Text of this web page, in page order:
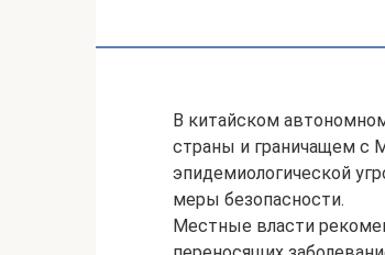
В китайском
страны и граничащем с
эпидемиологической
меры безопасности.
Местные власти